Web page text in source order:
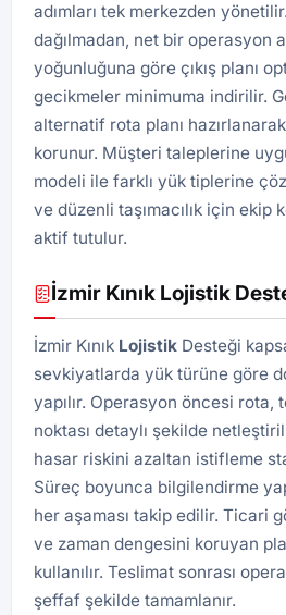
adımları tek merkezden
dağılmadan, net bir operasyon
yoğunluğuna göre çıkış planı
gecikmeler minimuma indirilir.
alternatif rota planı
korunur. Müşteri taleplerine
modeli ile farklı yük tiplerine
ve düzenli taşımacılık için ekip
aktif tutulur.
İzmir Kınık Lojistik
İzmir Kınık Lojistik Desteği
sevkiyatlarda yük türüne göre
yapılır. Operasyon öncesi rota,
noktası detaylı şekilde
hasar riskini azaltan istifleme
Süreç boyunca bilgilendirme
her aşaması takip edilir. Ticari
ve zaman dengesini koruyan
kullanılır. Teslimat sonrası
şeffaf şekilde tamamlanır.